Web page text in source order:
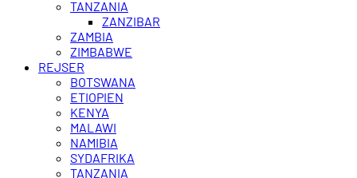
TANZANIA
ZANZIBAR
ZAMBIA
ZIMBABWE
REJSER
BOTSWANA
ETIOPIEN
KENYA
MALAWI
NAMIBIA
SYDAFRIKA
TANZANIA